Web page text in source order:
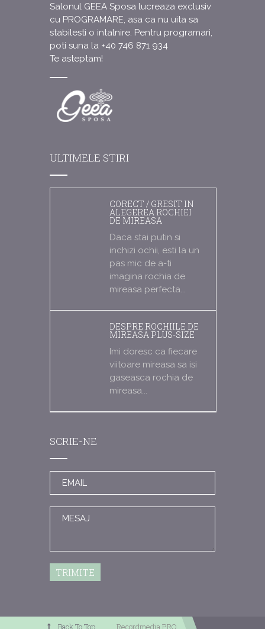
Salonul GEEA Sposa lucreaza exclusiv
cu PROGRAMARE, asa ca nu uita sa
stabilesti o intalnire. Pentru programari,
poti suna la +40 746 871 934
Te asteptam!
ULTIMELE STIRI
CORECT / GRESIT IN
ALEGEREA ROCHIEI
DE MIREASA
Daca stai putin si
inchizi ochii, esti la un
pas mic de a-ti
imagina rochia de
mireasa perfecta...
DESPRE ROCHIILE DE
MIREASA PLUS-SIZE
Imi doresc ca fiecare
viitoare mireasa sa isi
gaseasca rochia de
mireasa...
SCRIE-NE
TRIMITE
Back To Top Recordmedia PRO